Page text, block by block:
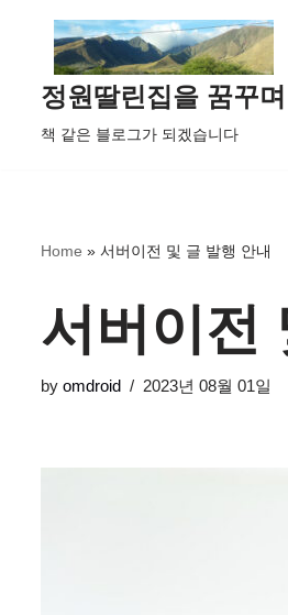
정원딸린집을 꿈꾸며
책 같은 블로그가 되겠습니다
Home » 서버이전 및 글 발행 안내
서버이전
by omdroid 2023년 08월 01일